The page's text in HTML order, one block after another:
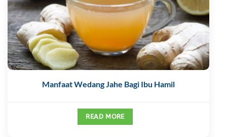
Manfaat Wedang Jahe Bagi Ibu Hamil
READ MORE